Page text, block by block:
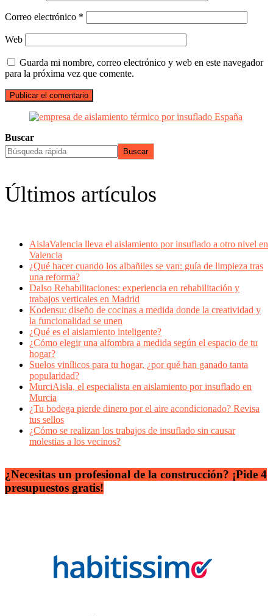
Correo electrónico *
Web
Guarda mi nombre, correo electrónico y web en este navegador
para la próxima vez que comente.
Buscar
Buscar
Últimos artículos
AislaValencia lleva el aislamiento por insuflado a otro nivel en
Valencia
¿Qué hacer cuando los albañiles se van: guía de limpieza tras
una reforma?
Dalso Rehabilitaciones: experiencia en rehabilitación y
trabajos verticales en Madrid
Kodensu: diseño de cocinas a medida donde la creatividad y
la funcionalidad se unen
¿Qué es el aislamiento inteligente?
¿Cómo elegir una alfombra a medida según el espacio de tu
hogar?
Suelos vinílicos para tu hogar, ¿por qué han ganado tanta
popularidad?
MurciAisla, el especialista en aislamiento por insuflado en
Murcia
¿Tu bodega pierde dinero por el aire acondicionado? Revisa
tus sellos
¿Cómo se realizan los trabajos de insuflado sin causar
molestias a los vecinos?
¿Necesitas un profesional de la construcción? ¡Pide 4
presupuestos gratis!